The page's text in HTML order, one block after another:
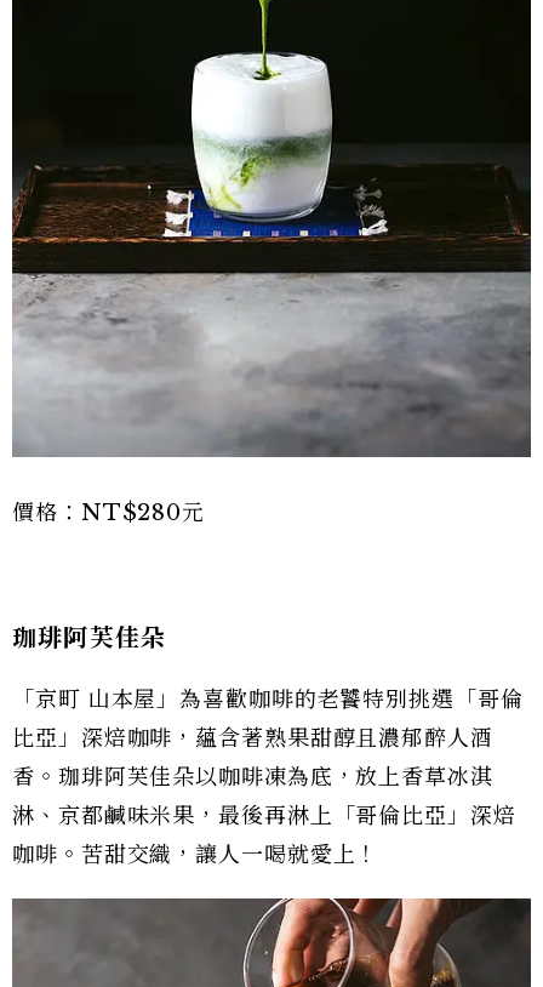
價格：NT$280元
珈琲阿芙佳朵
「京町 山本屋」為喜歡咖啡的老饕特別挑選「哥倫
比亞」深焙咖啡，蘊含著熟果甜醇且濃郁醉人酒
香。珈琲阿芙佳朵以咖啡凍為底，放上香草冰淇
淋、京都鹹味米果，最後再淋上「哥倫比亞」深焙
咖啡。苦甜交織，讓人一喝就愛上！